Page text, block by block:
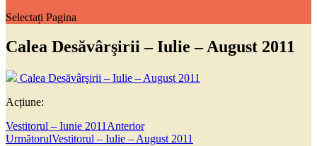
Selectați Pagina
Calea Desăvârşirii – Iulie – August 2011
Calea Desăvârşirii – Iulie – August 2011
Acțiune:
Vestitorul – Iunie 2011 Anterior
UrmătorulVestitorul – Iulie – August 2011